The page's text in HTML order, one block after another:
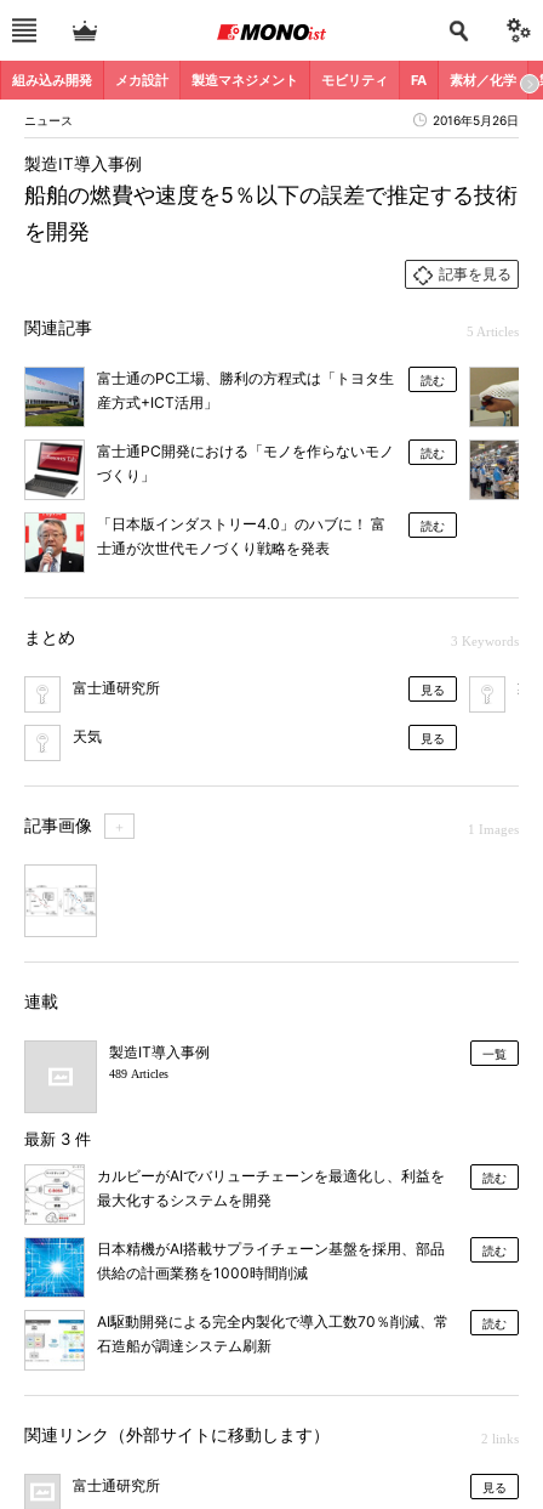
組み込み開発 メカ設計 製造マネジメント モビリティ FA 素材／化学
ニュース 2016年5月26日
船舶の燃費や速度を5％以下の誤差で推定する技術
を開発
製造IT導入事例
記事を見る
関連記事 5 Articles
富士通のPC工場、勝利の方程式は「トヨタ生
産方式+ICT活用」
読む
富士通PC開発における「モノを作らないモノ
づくり」
読む
「日本版インダストリー4.0」のハブに！ 富
士通が次世代モノづくり戦略を発表
読む
まとめ 3 Keywords
富士通研究所 見る
天気 見る
製
記事画像 ＋ 1 Images
連載
製造IT導入事例
489 Articles
一覧
最新 3 件
カルビーがAIでバリューチェーンを最適化し、利益を
最大化するシステムを開発
読む
日本精機がAI搭載サプライチェーン基盤を採用、部品
供給の計画業務を1000時間削減
読む
AI駆動開発による完全内製化で導入工数70％削減、常
石造船が調達システム刷新
読む
関連リンク（外部サイトに移動します） 2 links
富士通研究所 見る